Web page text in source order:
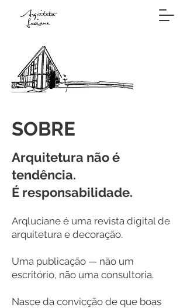
SOBRE
Arquitetura não é
tendência.
É responsabilidade.
Arqluciane é uma revista digital de
arquitetura e decoração.
Uma publicação — não um
escritório, não uma consultoria.
Nasce da convicção de que boas